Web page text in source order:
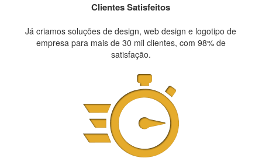
Clientes Satisfeitos
Já criamos soluções de design, web design e logotipo de
empresa para mais de 30 mil clientes, com 98% de
satisfação.